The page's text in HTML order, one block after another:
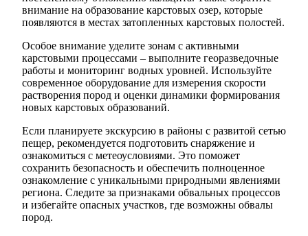
внимание на образование карстовых озер, которые
появляются в местах затопленных карстовых полостей.
Особое внимание уделите зонам с активными
карстовыми процессами – выполните георазведочные
работы и мониторинг водных уровней. Используйте
современное оборудование для измерения скорости
растворения пород и оценки динамики формирования
новых карстовых образований.
Если планируете экскурсию в районы с развитой сетью
пещер, рекомендуется подготовить снаряжение и
ознакомиться с метеоусловиями. Это поможет
сохранить безопасность и обеспечить полноценное
ознакомление с уникальными природными явлениями
региона. Следите за признаками обвальных процессов
и избегайте опасных участков, где возможны обвалы
пород.